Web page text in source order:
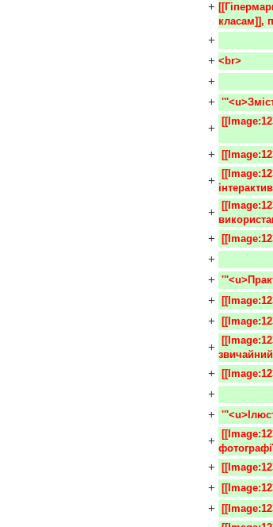
+
класам]],
+
+ <br>
+
+
+
+
+
+
+
+
+
+
+
+
+
+
+
+
+
+
+